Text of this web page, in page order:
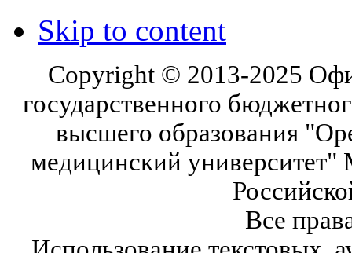
Skip to content
Copyright © 2013-2025
государственного
высшего образования
медицинский университет"
Все